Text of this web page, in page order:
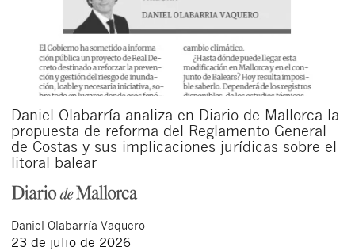
Daniel Olabarría analiza en Diario de Mallorca la
propuesta de reforma del Reglamento General
de Costas y sus implicaciones jurídicas sobre el
litoral balear
Daniel Olabarría Vaquero
23 de julio de 2026